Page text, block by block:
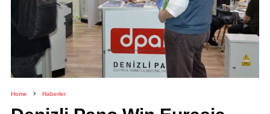
Home Haberler